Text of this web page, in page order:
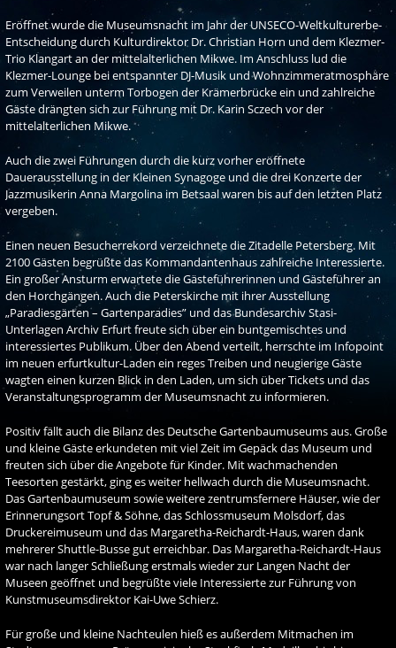
Eröffnet wurde die Museumsnacht im Jahr der UNSECO-Weltkulturerbe-
Entscheidung durch Kulturdirektor Dr. Christian Horn und dem Klezmer-
Trio Klangart an der mittelalterlichen Mikwe. Im Anschluss lud die
Klezmer-Lounge bei entspannter DJ-Musik und Wohnzimmeratmosphäre
zum Verweilen unterm Torbogen der Krämerbrücke ein und zahlreiche
Gäste drängten sich zur Führung mit Dr. Karin Sczech vor der
mittelalterlichen Mikwe.
Auch die zwei Führungen durch die kurz vorher eröffnete
Dauerausstellung in der Kleinen Synagoge und die drei Konzerte der
Jazzmusikerin Anna Margolina im Betsaal waren bis auf den letzten Platz
vergeben.
Einen neuen Besucherrekord verzeichnete die Zitadelle Petersberg. Mit
2100 Gästen begrüßte das Kommandantenhaus zahlreiche Interessierte.
Ein großer Ansturm erwartete die Gästeführerinnen und Gästeführer an
den Horchgängen. Auch die Peterskirche mit ihrer Ausstellung
„Paradiesgärten – Gartenparadies” und das Bundesarchiv Stasi-
Unterlagen Archiv Erfurt freute sich über ein buntgemischtes und
interessiertes Publikum. Über den Abend verteilt, herrschte im Infopoint
im neuen erfurtkultur-Laden ein reges Treiben und neugierige Gäste
wagten einen kurzen Blick in den Laden, um sich über Tickets und das
Veranstaltungsprogramm der Museumsnacht zu informieren.
Positiv fällt auch die Bilanz des Deutsche Gartenbaumuseums aus. Große
und kleine Gäste erkundeten mit viel Zeit im Gepäck das Museum und
freuten sich über die Angebote für Kinder. Mit wachmachenden
Teesorten gestärkt, ging es weiter hellwach durch die Museumsnacht.
Das Gartenbaumuseum sowie weitere zentrumsfernere Häuser, wie der
Erinnerungsort Topf & Söhne, das Schlossmuseum Molsdorf, das
Druckereimuseum und das Margaretha-Reichardt-Haus, waren dank
mehrerer Shuttle-Busse gut erreichbar. Das Margaretha-Reichardt-Haus
war nach langer Schließung erstmals wieder zur Langen Nacht der
Museen geöffnet und begrüßte viele Interessierte zur Führung von
Kunstmuseumsdirektor Kai-Uwe Schierz.
Für große und kleine Nachteulen hieß es außerdem Mitmachen im